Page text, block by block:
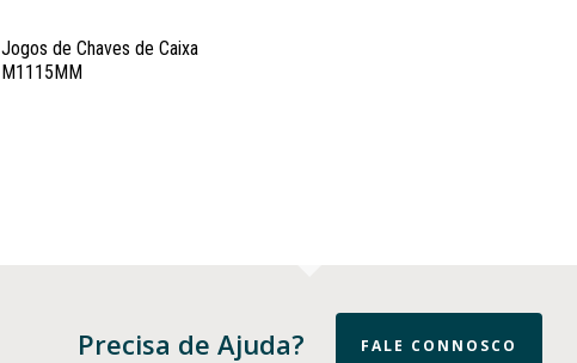
Jogos de Chaves de Caixa
M1115MM
Precisa de Ajuda? FALE CONNOSCO